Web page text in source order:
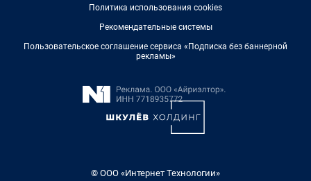
Политика использования cookies
Рекомендательные системы
Пользовательское соглашение сервиса «Подписка без баннерной
рекламы»
© ООО «Интернет Технологии»